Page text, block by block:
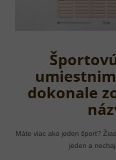
dokonale
Máte viac ako jeden šport?
jeden a